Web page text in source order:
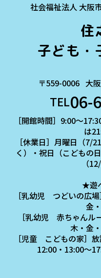
社会福祉法人 大阪
住
子ども・
〒559-0006 大
TEL06-
［開館時間］9:00～
は
［休業日］月曜日（7/
く）・祝日（こどもの
（
★遊
［乳幼児 つどいの広
金
［乳幼児 赤ちゃんル
木・金
［児童 こどもの家］
12:00・13:00～